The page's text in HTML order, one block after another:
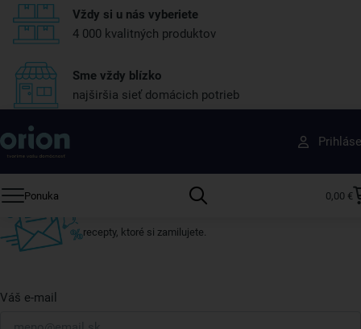
Vždy si u nás vyberiete
4 000 kvalitných produktov
Sme vždy blízko
najširšia sieť domácich potrieb
Ponuka 0,00 €
Získajte rady, recepty a tipy na zľavy skôr ako
ktokoľvek iný
Prihláste sa k odberu nášho newslettera.
recepty, ktoré si zamilujete.
Váš e-mail